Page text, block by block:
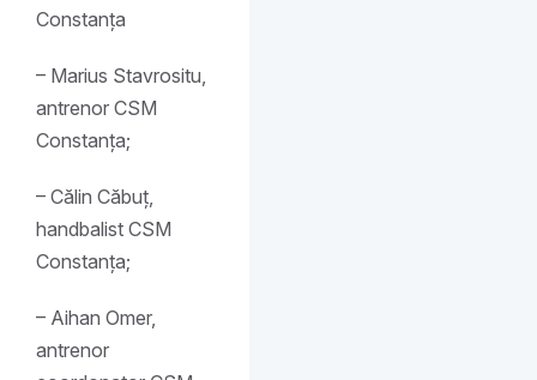
Constanța
– Marius Stavrositu,
antrenor CSM
Constanța;
– Călin Căbuț,
handbalist CSM
Constanța;
– Aihan Omer,
antrenor